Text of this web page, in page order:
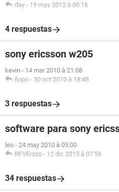
day - 19 may 2012 à 00:16
4 respuestas
sony ericsson w205
kevin - 14 mar 2010 à 21:08
ñopo - 30 oct 2010 à 18:48
3 respuestas
software para sony
leo - 24 may 2010 à 05:00
RFVErazo - 12 dic 2015 à 07:56
34 respuestas